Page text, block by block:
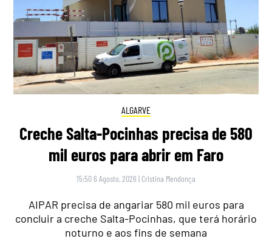
ALGARVE
Creche Salta-Pocinhas precisa de 580
mil euros para abrir em Faro
15:50 6 Agosto, 2026 | Cristina Mendonça
AIPAR precisa de angariar 580 mil euros para
concluir a creche Salta-Pocinhas, que terá horário
noturno e aos fins de semana